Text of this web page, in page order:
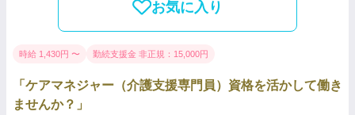
お気に入り
時給 1,430円 〜 勤続支援金 非正規：15,000円
「ケアマネジャー（介護支援専門員）資格を活かして働き
ませんか？」